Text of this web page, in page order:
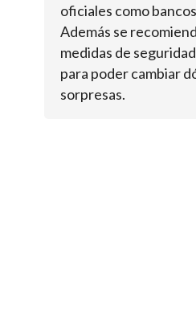
oficiales como
Además se
medidas de
para poder cambiar
sorpresas.